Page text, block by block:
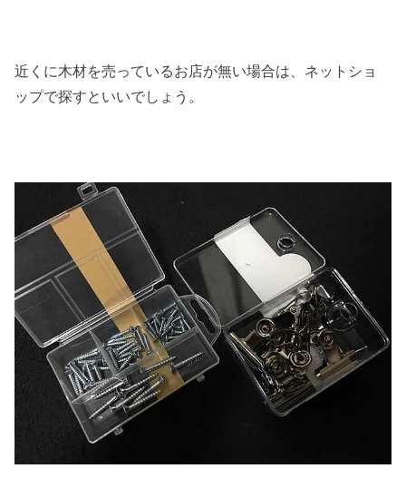
近くに木材を売っているお店が無い場合は、ネットショ
ップで探すといいでしょう。